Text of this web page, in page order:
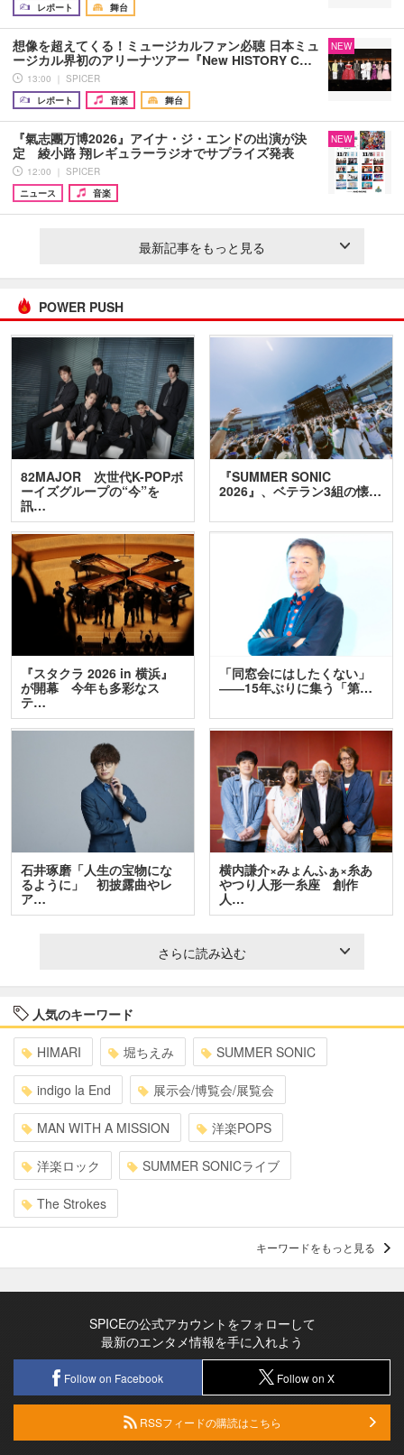
レポート
舞台
想像を超えてくる！ミュージカルファン必聴 日本ミュ
ージカル界初のアリーナツアー『New HISTORY C…
13:00 ｜ SPICER
レポート
音楽 舞台
NEW
『氣志團万博2026』アイナ・ジ・エンドの出演が決
定 綾小路 翔レギュラーラジオでサプライズ発表
12:00 ｜ SPICER
ニュース
音楽
NEW
最新記事をもっと見る
POWER PUSH
82MAJOR 次世代K-POPボ
ーイズグループの“今”を
訊…
『SUMMER SONIC
2026』、ベテラン3組の懐…
『スタクラ 2026 in 横浜』
が開幕 今年も多彩なス
テ…
「同窓会にはしたくない」
――15年ぶりに集う「第…
石井琢磨「人生の宝物にな
るように」 初披露曲やレ
ア…
横内謙介×みょんふぁ×糸あ
やつり人形一糸座 創作
人…
さらに読み込む
人気のキーワード
HIMARI 堀ちえみ SUMMER SONIC
indigo la End 展示会/博覧会/展覧会
MAN WITH A MISSION 洋楽POPS
洋楽ロック SUMMER SONICライブ
The Strokes
キーワードをもっと見る
SPICEの公式アカウントをフォローして
最新のエンタメ情報を手に入れよう
Follow on Facebook Follow on X
RSSフィードの購読はこちら